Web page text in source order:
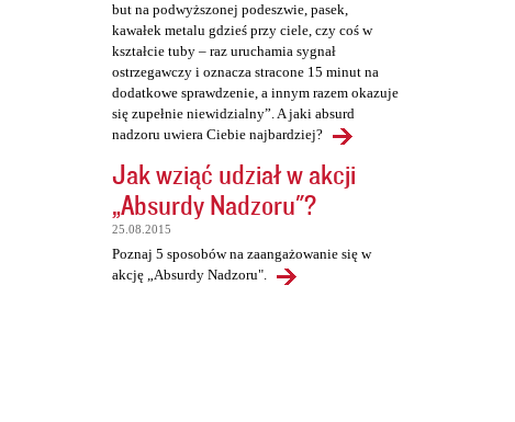
but na podwyższonej podeszwie, pasek,
kawałek metalu gdzieś przy ciele, czy coś w
kształcie tuby – raz uruchamia sygnał
ostrzegawczy i oznacza stracone 15 minut na
dodatkowe sprawdzenie, a innym razem okazuje
się zupełnie niewidzialny”. A jaki absurd
nadzoru uwiera Ciebie najbardziej?
Jak wziąć udział w akcji
„Absurdy Nadzoru"?
25.08.2015
Poznaj 5 sposobów na zaangażowanie się w
akcję „Absurdy Nadzoru".